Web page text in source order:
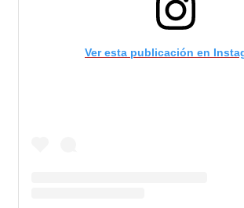
Ver esta publicación en